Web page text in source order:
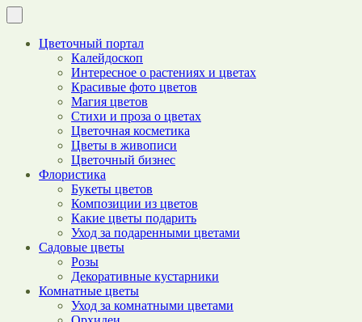
Цветочный портал
Калейдоскоп
Интересное о растениях и цветах
Красивые фото цветов
Магия цветов
Стихи и проза о цветах
Цветочная косметика
Цветы в живописи
Цветочный бизнес
Флористика
Букеты цветов
Композиции из цветов
Какие цветы подарить
Уход за подаренными цветами
Садовые цветы
Розы
Декоративные кустарники
Комнатные цветы
Уход за комнатными цветами